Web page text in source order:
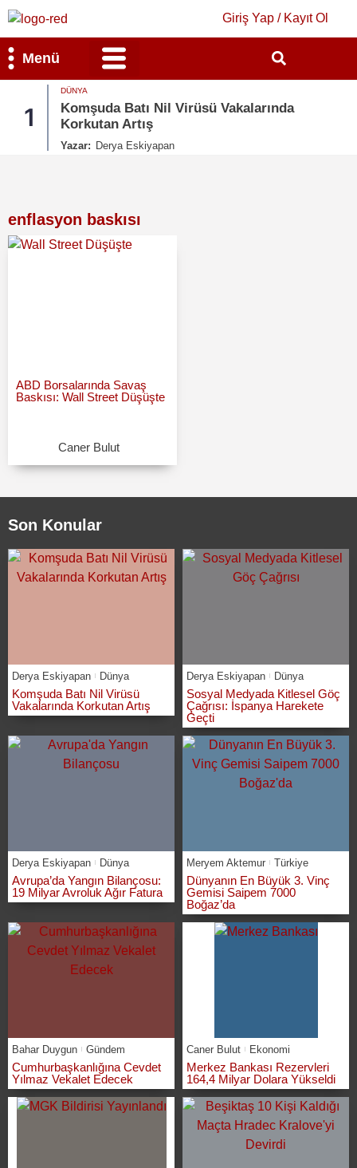
Giriş Yap / Kayıt Ol
Menü
1
DÜNYA
Komşuda Batı Nil Virüsü Vakalarında
Korkutan Artış
Yazar: Derya Eskiyapan
enflasyon baskısı
ABD Borsalarında Savaş
Baskısı: Wall Street Düşüşte
Caner Bulut
Son Konular
Derya Eskiyapan Dünya
Komşuda Batı Nil Virüsü
Vakalarında Korkutan Artış
Derya Eskiyapan Dünya
Sosyal Medyada Kitlesel Göç
Çağrısı: İspanya Harekete
Geçti
Derya Eskiyapan Dünya
Avrupa’da Yangın Bilançosu:
19 Milyar Avroluk Ağır Fatura
Meryem Aktemur Türkiye
Dünyanın En Büyük 3. Vinç
Gemisi Saipem 7000
Boğaz’da
Bahar Duygun Gündem
Cumhurbaşkanlığına Cevdet
Yılmaz Vekalet Edecek
Caner Bulut Ekonomi
Merkez Bankası Rezervleri
164,4 Milyar Dolara Yükseldi